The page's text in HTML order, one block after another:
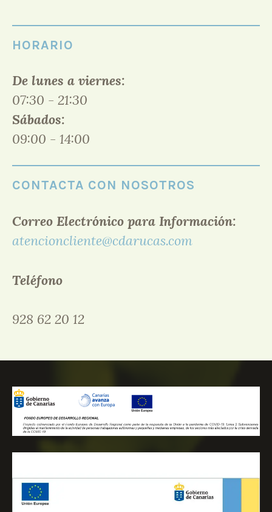
HORARIO
De lunes a viernes:
07:30 - 21:30
Sábados:
09:00 - 14:00
CONTACTA CON NOSOTROS
Correo Electrónico para Información:
atencioncliente@cdarucas.com
Teléfono
928 62 20 12